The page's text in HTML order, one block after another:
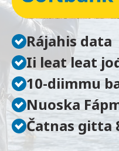
Rájahis data
Ii leat leat
10-diimmu
Nuoska
Čatnas gitta